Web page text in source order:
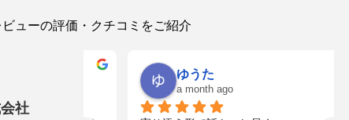
ューの評価・クチコミをご紹介
社
ゆうた
a month ago